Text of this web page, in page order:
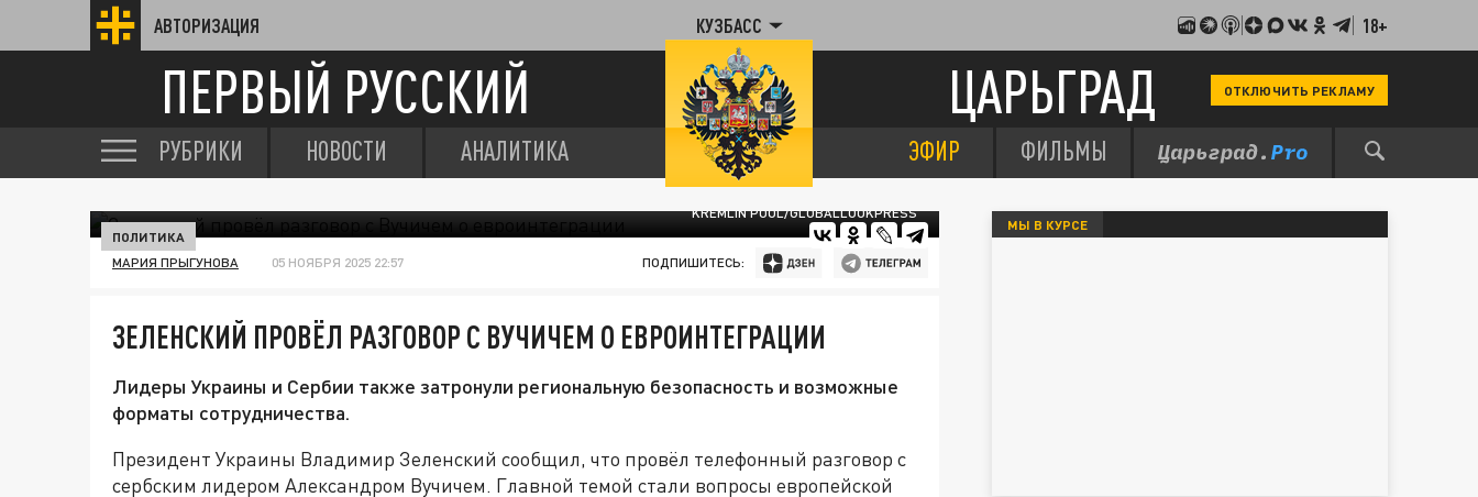
АВТОРИЗАЦИЯ КУЗБАСС 18+
ПЕРВЫЙ РУССКИЙ ЦАРЬГРАД ОТКЛЮЧИТЬ РЕКЛАМУ
РУБРИКИ НОВОСТИ АНАЛИТИКА ЭФИР ФИЛЬМЫ
KREMLIN POOL/GLOBALLOOKPRESS
ПОЛИТИКА
МАРИЯ ПРЫГУНОВА 05 НОЯБРЯ 2025 22:57 ПОДПИШИТЕСЬ:
ЗЕЛЕНСКИЙ ПРОВЁЛ РАЗГОВОР С ВУЧИЧЕМ О ЕВРОИНТЕГРАЦИИ
Лидеры Украины и Сербии также затронули региональную безопасность и возможные
форматы сотрудничества.
Президент Украины Владимир Зеленский сообщил, что провёл телефонный разговор с
сербским лидером Александром Вучичем. Главной темой стали вопросы европейской
МЫ В КУРСЕ